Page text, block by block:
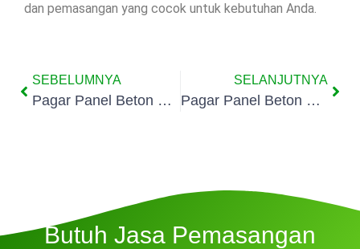
dan pemasangan yang cocok untuk kebutuhan Anda.
SEBELUMNYA
Pagar Panel Beton Precast Binong Kabupaten Tangerang
SELANJUTNYA
Pagar Panel Beton Precast Jambe Kabupaten Tangerang
Butuh Jasa Pemasangan